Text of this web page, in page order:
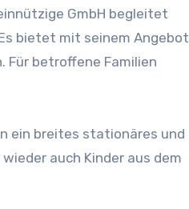
GmbH begleitet
bietet mit seinem Angebot
Für betroffene Familien
ein breites stationäres und
auch Kinder aus dem